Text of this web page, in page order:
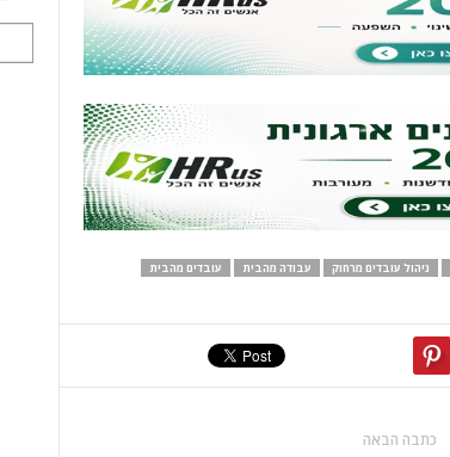
ניהול עובדים מרחוק עבודה מהבית
עובדים מהבית
כתבה הבאה